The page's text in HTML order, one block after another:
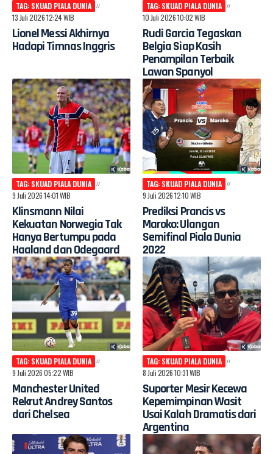
TAG: SKUAD PIALA DUNIA
13 Juli 2026 12:24 WIB
Lionel Messi Akhirnya
Hadapi Timnas Inggris
TAG: SKUAD PIALA DUNIA
10 Juli 2026 10:02 WIB
Rudi Garcia Tegaskan
Belgia Siap Kasih
Penampilan Terbaik
Lawan Spanyol
TAG: SKUAD PIALA DUNIA
9 Juli 2026 14:01 WIB
Klinsmann Nilai
Kekuatan Norwegia Tak
Hanya Bertumpu pada
Haaland dan Odegaard
TAG: SKUAD PIALA DUNIA
9 Juli 2026 12:10 WIB
Prediksi Prancis vs
Maroko: Ulangan
Semifinal Piala Dunia
2022
TAG: SKUAD PIALA DUNIA
9 Juli 2026 05:22 WIB
Manchester United
Rekrut Andrey Santos
dari Chelsea
TAG: SKUAD PIALA DUNIA
8 Juli 2026 10:31 WIB
Suporter Mesir Kecewa
Kepemimpinan Wasit
Usai Kalah Dramatis dari
Argentina